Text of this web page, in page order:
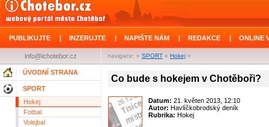
PUBLIKUJTE | INZERUJTE | NAPIŠTE NÁM | REDAKCE | ONLINE
navigace: » SPORT » Hokej »
info@ichotebor.cz
ÚVODNÍ STRANA
SPORT
Hokej
Fotbal
Volejbal
Co bude s hokejem v Chotěboři?
Datum: 21. květen 2013, 12:10
Autor: Havlíčkobrodský deník
Rubrika: Hokej